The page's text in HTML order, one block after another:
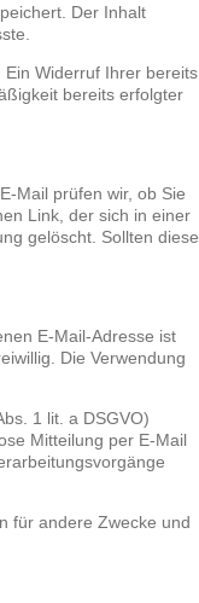
Der Inhalt
Widerruf Ihrer bereits
bereits erfolgter
Mail prüfen wir, ob Sie
Link, der sich in einer
gelöscht. Sollten diese
E-Mail-Adresse ist
Die Verwendung
1 lit. a DSGVO)
Mitteilung per E-Mail
für andere Zwecke und